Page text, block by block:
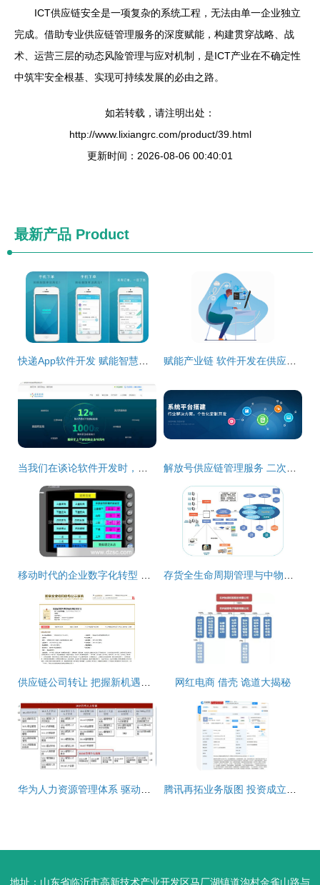
ICT供应链安全是一项复杂的系统工程，无法由单一企业独立
完成。借助专业供应链管理服务的深度赋能，构建贯穿战略、战
术、运营三层的动态风险管理与应对机制，是ICT产业在不确定性
中筑牢安全根基、实现可持续发展的必由之路。
如若转载，请注明出处：
http://www.lixiangrc.com/product/39.html
更新时间：2026-08-06 00:40:01
最新产品 Product
快递App软件开发 赋能智慧供应链管理服务新篇章 赋能产业链 软件开发在供应链管理服务中的核心价值与创新实践
当我们在谈论软件开发时，我们在谈论什么 从代码到协作的供应链管理服务 解放号供应链管理服务 二次开发与数据迁移的优化之道
移动时代的企业数字化转型 从软件设计开发到供应链管理服务的全链路解决方案 存货全生命周期管理与中物动产的物流金融新玩法 供应链管理的深度赋能
供应链公司转让 把握新机遇，赋能企业供应链管理服务升级 网红电商 借壳 诡道大揭秘
华为人力资源管理体系 驱动软件开发创新与卓越的引擎 腾讯再拓业务版图 投资成立新公司，供应链管理服务与大数据咨询成新亮点
地址：山东省临沂市高新技术产业开发区马厂湖镇道沟村金雀山路与